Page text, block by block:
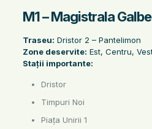
M1 – Magistrala
Traseu: Dristor 2 – Pantelimon
Zone deservite: Est, Centru,
Stații importante:
Dristor
Timpuri Noi
Piața Unirii 1